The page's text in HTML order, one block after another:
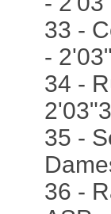
33 -
-
34 -
35 -
36 -